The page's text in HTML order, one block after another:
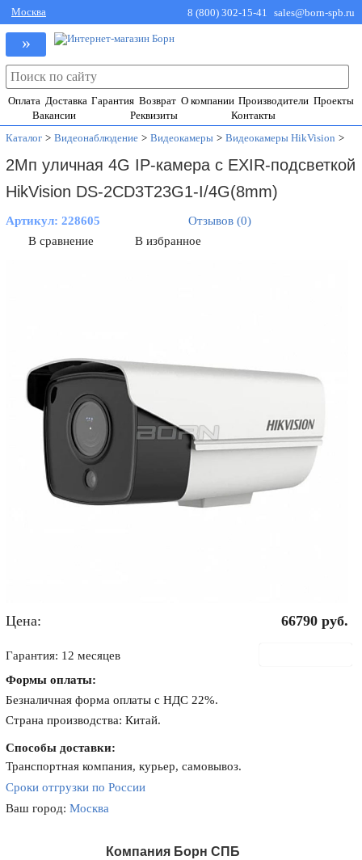
Москва 8 (800) 302-15-41 sales@born-spb.ru
»
Оплата Доставка Гарантия Возврат О компании Производители Проекты
Вакансии
Реквизиты
Контакты
Каталог > Видеонаблюдение > Видеокамеры > Видеокамеры HikVision >
2Мп уличная 4G IP-камера с EXIR-подсветкой
HikVision DS-2CD3T23G1-I/4G(8mm)
Артикул:228605
Отзывов (0)
В сравнение
В избранное
Цена: 66790 руб.
Гарантия: 12 месяцев
Формы оплаты:
Безналичная форма оплаты с НДС 22%.
Страна производства: Китай.
Способы доставки:
Транспортная компания, курьер, самовывоз.
Сроки отгрузки по России
Ваш город:Москва
Компания Борн СПБ